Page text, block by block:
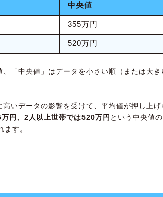
中央値
355万円
520万円
「中央値」はデータを小さい順（または大き
いデータの影響を受けて、平均値が押し上げ
円、2人以上世帯では520万円 という中央値
ます。